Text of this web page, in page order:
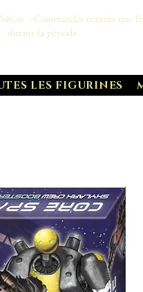
26 : Commandes traitées une
durant la période.
LES FIGURINES